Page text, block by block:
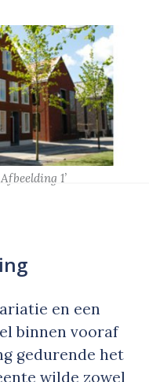
1’
en een
binnen vooraf
gedurende het
wilde zowel